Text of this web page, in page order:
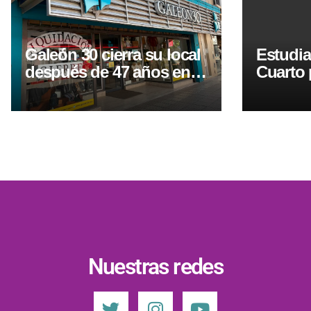
Galeón 30 cierra su local
después de 47 años en
Río Cuarto
Cuarto
Nuestras redes